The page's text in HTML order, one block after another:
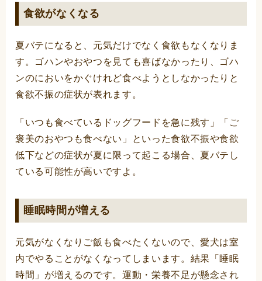
食欲がなくなる
夏バテになると、元気だけでなく食欲もなくなりま
す。ゴハンやおやつを見ても喜ばなかったり、ゴハ
ンのにおいをかぐけれど食べようとしなかったりと
食欲不振の症状が表れます。
「いつも食べているドッグフードを急に残す」「ご
褒美のおやつも食べない」といった食欲不振や食欲
低下などの症状が夏に限って起こる場合、夏バテし
ている可能性が高いですよ。
睡眠時間が増える
元気がなくなりご飯も食べたくないので、愛犬は室
内でやることがなくなってしまいます。結果「睡眠
時間」が増えるのです。運動・栄養不足が懸念され